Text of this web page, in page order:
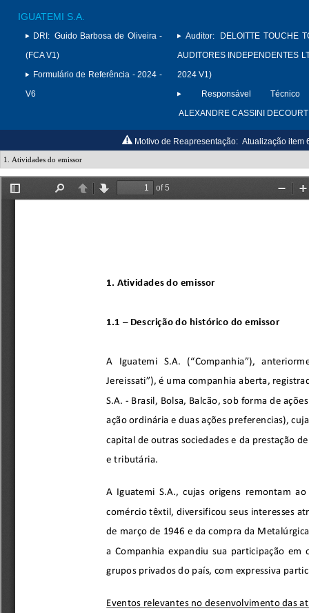
IGUATEMI S.A.
DRI: Guido Barbosa de Oliveira -
(FCA V1)
Formulário de Referência - 2024 -
V6
Auditor:
DELOITTE TOUCHE
AUDITORES INDEPENDENTES
2024 V1)
Responsável
ALEXANDRE CASSINI DECOURT
Motivo de Reapresentação: Atualização item